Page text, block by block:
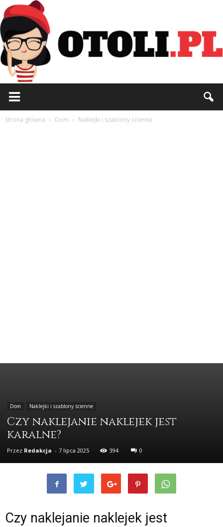
Strona główna Dom Naklejki i szablony ścienne
Dom Naklejki i szablony ścienne
Czy naklejanie naklejek jest
karalne?
Przez Redakcja - 7 lipca 2025 394 0
Czy naklejanie naklejek jest